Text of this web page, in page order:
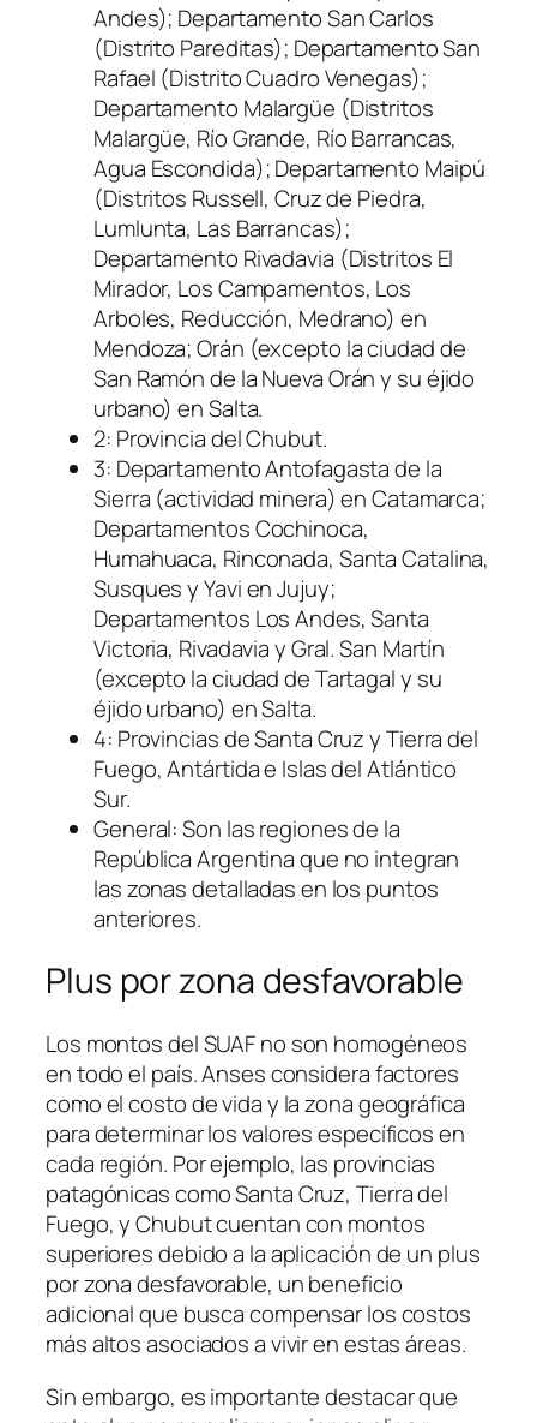
Andes); Departamento San Carlos
(Distrito Pareditas); Departamento San
Rafael (Distrito Cuadro Venegas);
Departamento Malargüe (Distritos
Malargüe, Río Grande, Río Barrancas,
Agua Escondida); Departamento Maipú
(Distritos Russell, Cruz de Piedra,
Lumlunta, Las Barrancas);
Departamento Rivadavia (Distritos El
Mirador, Los Campamentos, Los
Arboles, Reducción, Medrano) en
Mendoza; Orán (excepto la ciudad de
San Ramón de la Nueva Orán y su éjido
urbano) en Salta.
2: Provincia del Chubut.
3: Departamento Antofagasta de la
Sierra (actividad minera) en Catamarca;
Departamentos Cochinoca,
Humahuaca, Rinconada, Santa Catalina,
Susques y Yavi en Jujuy;
Departamentos Los Andes, Santa
Victoria, Rivadavia y Gral. San Martín
(excepto la ciudad de Tartagal y su
éjido urbano) en Salta.
4: Provincias de Santa Cruz y Tierra del
Fuego, Antártida e Islas del Atlántico
Sur.
General: Son las regiones de la
República Argentina que no integran
las zonas detalladas en los puntos
anteriores.
Plus por zona desfavorable
Los montos del SUAF no son homogéneos
en todo el país. Anses considera factores
como el costo de vida y la zona geográfica
para determinar los valores específicos en
cada región. Por ejemplo, las provincias
patagónicas como Santa Cruz, Tierra del
Fuego, y Chubut cuentan con montos
superiores debido a la aplicación de un plus
por zona desfavorable, un beneficio
adicional que busca compensar los costos
más altos asociados a vivir en estas áreas.
Sin embargo, es importante destacar que